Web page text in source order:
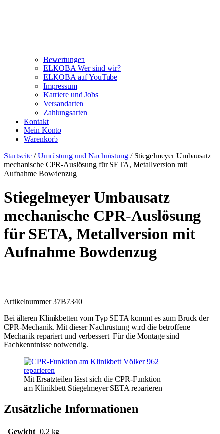
Bewertungen
ELKOBA Wer sind wir?
ELKOBA auf YouTube
Impressum
Karriere und Jobs
Versandarten
Zahlungsarten
Kontakt
Mein Konto
Warenkorb
Startseite /Umrüstung und Nachrüstung / Stiegelmeyer Umbausatz
mechanische CPR-Auslösung für SETA, Metallversion mit
Aufnahme Bowdenzug
Stiegelmeyer Umbausatz
mechanische CPR-Auslösung
für SETA, Metallversion mit
Aufnahme Bowdenzug
Artikelnummer 37B7340
Bei älteren Klinikbetten vom Typ SETA kommt es zum Bruck der
CPR-Mechanik. Mit dieser Nachrüstung wird die betroffene
Mechanik repariert und verbessert. Für die Montage sind
Fachkenntnisse notwendig.
Mit Ersatzteilen lässt sich die CPR-Funktion
am Klinikbett Stiegelmeyer SETA reparieren
Zusätzliche Informationen
Gewicht 0,2 kg